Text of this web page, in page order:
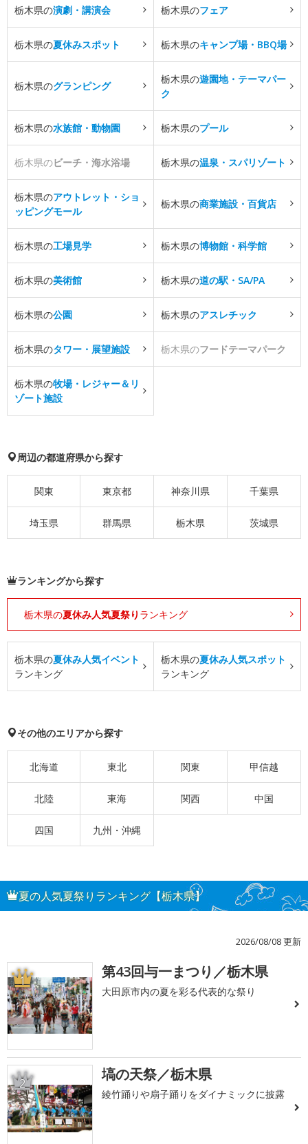
栃木県の演劇・講演会 栃木県のフェア
栃木県の夏休みスポット 栃木県のキャンプ場・BBQ場
栃木県のグランピング
栃木県の遊園地・テーマパー
ク
栃木県の水族館・動物園 栃木県のプール
栃木県のビーチ・海水浴場 栃木県の温泉・スパリゾート
栃木県のアウトレット・ショ
ッピングモール
栃木県の商業施設・百貨店
栃木県の工場見学 栃木県の博物館・科学館
栃木県の美術館 栃木県の道の駅・SA/PA
栃木県の公園 栃木県のアスレチック
栃木県のタワー・展望施設 栃木県のフードテーマパーク
栃木県の牧場・レジャー＆リ
ゾート施設
周辺の都道府県から探す
関東 東京都 神奈川県 千葉県
埼玉県 群馬県 栃木県 茨城県
ランキングから探す
栃木県の夏休み人気夏祭り ランキング
栃木県の夏休み人気イベント
ランキング
栃木県の夏休み人気スポット
ランキング
その他のエリアから探す
北海道 東北 関東 甲信越
北陸 東海 関西 中国
四国 九州・沖縄
夏の人気夏祭りランキング【栃木県】
2026/08/08 更新
1 第43回与一まつり／栃木県
大田原市内の夏を彩る代表的な祭り
2 塙の天祭／栃木県
綾竹踊りや扇子踊りをダイナミックに披露